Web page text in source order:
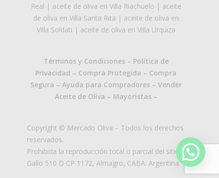
Real | aceite de oliva en Villa Riachuelo | aceite
de oliva en Villa Santa Rita | aceite de oliva en
Villa Soldati | aceite de oliva en Villa Urquiza
Términos y Condiciones– Política de
Privacidad – Compra Protegida – Compra
Segura – Ayuda para Compradores– Vender
Aceite de Oliva – Mayoristas–
Copyright © Mercado Oliva – Todos los derechos
reservados.
Prohibida la reproducción total o parcial del sitio.
Gallo 510 D CP 1172, Almagro, CABA. Argentina.